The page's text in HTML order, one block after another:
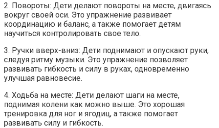
2. Повороты: Дети делают повороты на месте, двигаясь
вокруг своей оси. Это упражнение развивает
координацию и баланс, а также помогает детям
научиться контролировать свое тело.
3. Ручки вверх-вниз: Дети поднимают и опускают руки,
следуя ритму музыки. Это упражнение позволяет
развивать гибкость и силу в руках, одновременно
улучшая равновесие.
4. Ходьба на месте: Дети делают шаги на месте,
поднимая колени как можно выше. Это хорошая
тренировка для ног и ягодиц, а также помогает
развивать силу и гибкость.